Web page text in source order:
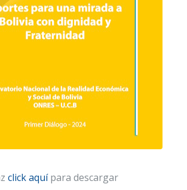
click aquípara descargar